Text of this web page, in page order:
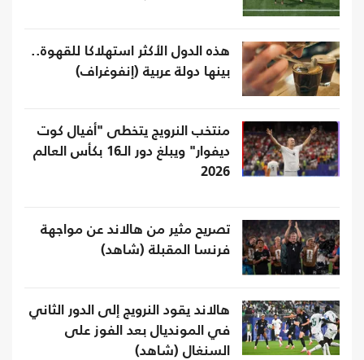
هذه الدول الأكثر استهلاكا للقهوة..
بينها دولة عربية (إنفوغراف)
منتخب النرويج يتخطى "أفيال كوت
ديفوار" ويبلغ دور الـ16 بكأس العالم
2026
تصريح مثير من هالاند عن مواجهة
فرنسا المقبلة (شاهد)
هالاند يقود النرويج إلى الدور الثاني
في المونديال بعد الفوز على
السنغال (شاهد)